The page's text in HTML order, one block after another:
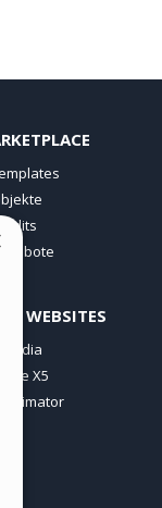
Credits
WEBSITES
X5